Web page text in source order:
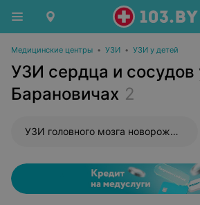
Медицинские центры • УЗИ • УЗИ у детей
УЗИ сердца и сосудов
Барановичах 2
УЗИ головного мозга новорожденного